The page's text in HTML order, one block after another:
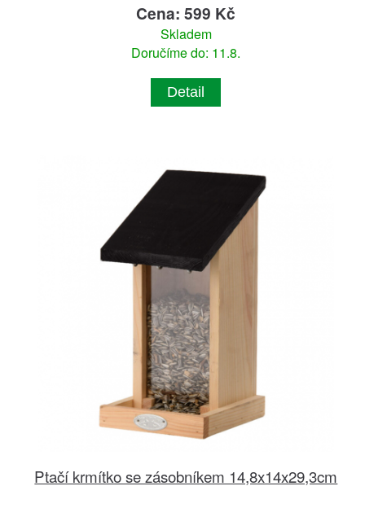
Cena: 599 Kč
Skladem
Doručíme do: 11.8.
Detail
Ptačí krmítko se zásobníkem 14,8x14x29,3cm